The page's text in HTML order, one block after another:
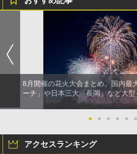
8月開催の花火大会まとめ。国内最
ーチ」や日本三大「長岡」など大型
● ● ● ● ● ●
アクセスランキング